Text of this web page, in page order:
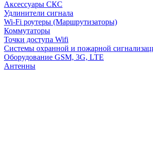
Аксессуары СКС
Удлинители сигнала
Wi-Fi роутеры (Маршрутизаторы)
Коммутаторы
Точки доступа Wifi
Системы охранной и пожарной
Оборудование GSM, 3G, LTE
Антенны